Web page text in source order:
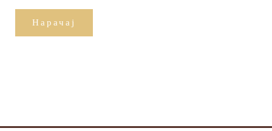
Нарачај